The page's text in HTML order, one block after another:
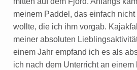
meinem Paddel, das einfach
wollte, die ich ihm vorgab.
meiner absoluten
einem Jahr empfand ich es als
ich nach dem Unterricht an